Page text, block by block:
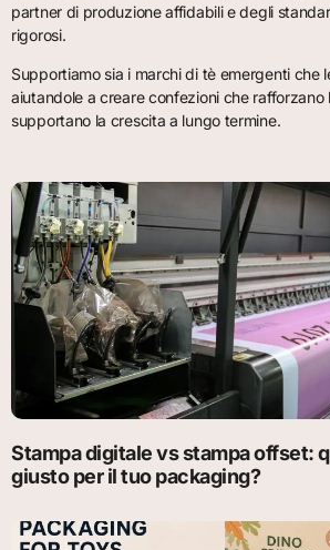
partner di produzione affidabili e degli
rigorosi.
Supportiamo sia i marchi di tè emergenti che
aiutandole a creare confezioni che rafforzano
supportano la crescita a lungo termine.
Stampa digitale vs stampa offset:
giusto per il tuo packaging?